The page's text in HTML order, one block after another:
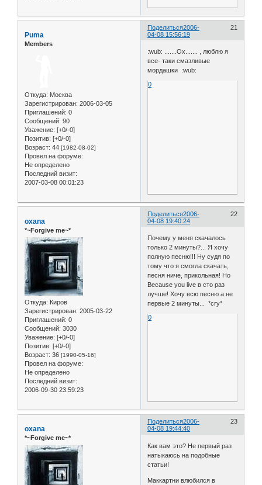
Поделиться 21
2006-
04-08 15:56:19
Puma
Members
Откуда: Москва
Зарегистрирован: 2006-03-05
Приглашений: 0
Сообщений: 90
Уважение: [+0/-0]
Позитив: [+0/-0]
Возраст: 44 [1982-08-02]
Провел на форуме:
Не определено
Последний визит:
2007-03-08 00:01:23
:wub: .......Ох....... , люблю я
все- таки смазливые
мордашки :wub:
0
Поделиться 22
2006-
04-08 19:40:24
oxana
*~Forgive me~*
Откуда: Киров
Зарегистрирован: 2005-03-22
Приглашений: 0
Сообщений: 3030
Уважение: [+0/-0]
Позитив: [+0/-0]
Возраст: 36 [1990-05-16]
Провел на форуме:
Не определено
Последний визит:
2006-09-30 23:59:23
Почему у меня скачалось
только 2 минуты?... Я хочу
полную песню!!! Ну судя по
тому что я смогла скачать,
песня ниче, прикольная! Но
Because you live в сто раз
лучше! Хочу всю песню а не
первые 2 минуты... *cry*
0
Поделиться 23
2006-
04-08 19:44:40
oxana
*~Forgive me~*
Как вам это? Не первый раз
натыкаюсь на подобные
статьи!
Маккартни влюбился в